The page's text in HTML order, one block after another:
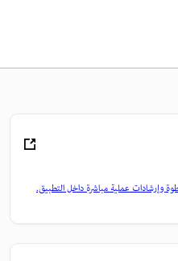
وإرشادات عملية مباشرة داخل التطبيق.